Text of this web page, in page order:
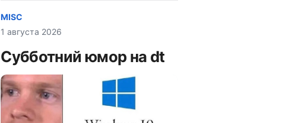
MISC
1 августа 2026
Субботний юмор на dt